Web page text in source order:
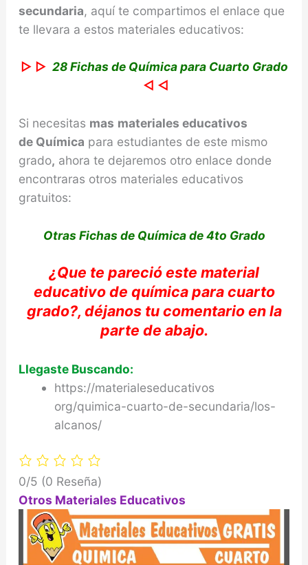
secundaria, aquí te compartimos el enlace que
te llevara a estos materiales educativos:
▷ ▷ 28 Fichas de Química para Cuarto Grado
◁ ◁
Si necesitas mas materiales educativos
de Química para estudiantes de este mismo
grado, ahora te dejaremos otro enlace donde
encontraras otros materiales educativos
gratuitos:
Otras Fichas de Química de 4to Grado
¿Que te parecióeste material
educativo de químicapara cuarto
grado?, déjanostu comentario en la
parte de abajo.
Llegaste Buscando:
https://materialeseducativos
org/quimica-cuarto-de-secundaria/los-
alcanos/
0/5 (0 Reseña)
Otros Materiales Educativos